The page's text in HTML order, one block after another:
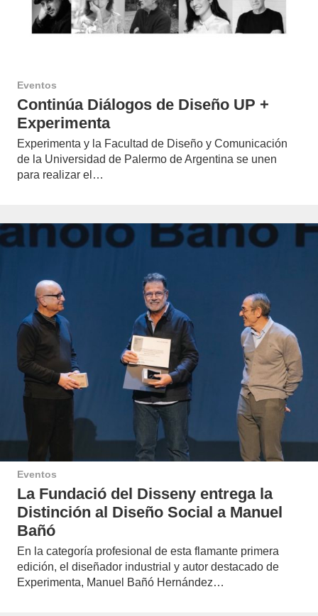
Eventos
Continúa Diálogos de Diseño UP +
Experimenta
Experimenta y la Facultad de Diseño y Comunicación
de la Universidad de Palermo de Argentina se unen
para realizar el…
Eventos
La Fundació del Disseny entrega la
Distinción al Diseño Social a Manuel
Bañó
En la categoría profesional de esta flamante primera
edición, el diseñador industrial y autor destacado de
Experimenta, Manuel Bañó Hernández…